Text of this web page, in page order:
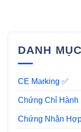
DANH MỤC
CE Marking ✅
Chứng Chỉ Hành
Chứng Nhận